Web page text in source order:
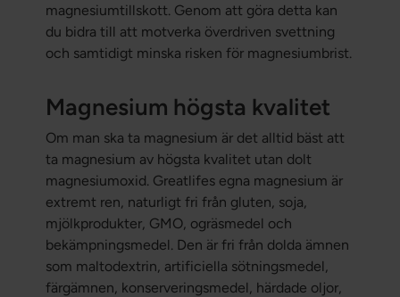
magnesiumtillskott. Genom att göra detta kan
du bidra till att motverka överdriven svettning
och samtidigt minska risken för magnesiumbrist.
Magnesium högsta kvalitet
Om man ska ta magnesium är det alltid bäst att
ta magnesium av högsta kvalitet utan dolt
magnesiumoxid. Greatlifes egna magnesium är
extremt ren, naturligt fri från gluten, soja,
mjölkprodukter, GMO, ogräsmedel och
bekämpningsmedel. Den är fri från dolda ämnen
som maltodextrin, artificiella sötningsmedel,
färgämnen, konserveringsmedel, härdade oljor,